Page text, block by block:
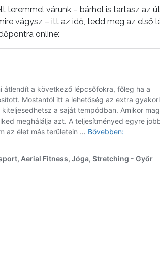
teremmel várunk – bárhol is tartasz az
vágysz – itt az idő, tedd meg az első
online: